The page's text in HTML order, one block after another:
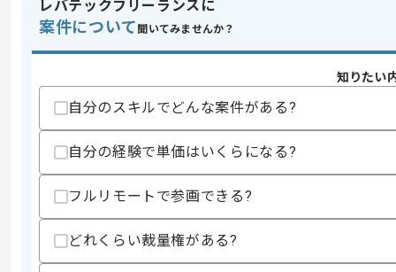
スキル
求めるスキル
・配信スタジオやITメディア関連施設
・パソコン（Mac OS / Windows OS）
・TCP/IPネットワークに関する知見
・SE実務経験、ウェブ開発実務経験
・A/V機器を使ったシステムの設計及び
・イベント制作に関する知見や機材オ
・AutoCAD、Adobe CC、Microsoft
・エンコーディング・プラットフォー
レバテックフリーランスに
案件について 聞いてみませんか？
知りたい
自分のスキルでどんな案件がある?
自分の経験で単価はいくらになる?
フルリモートで参画できる?
どれくらい裁量権がある?